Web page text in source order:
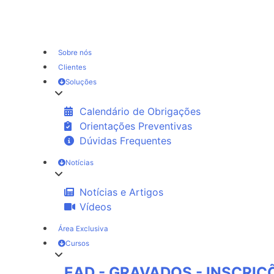
Sobre nós
Clientes
Soluções
Calendário de Obrigações
Orientações Preventivas
Dúvidas Frequentes
Notícias
Notícias e Artigos
Vídeos
Área Exclusiva
Cursos